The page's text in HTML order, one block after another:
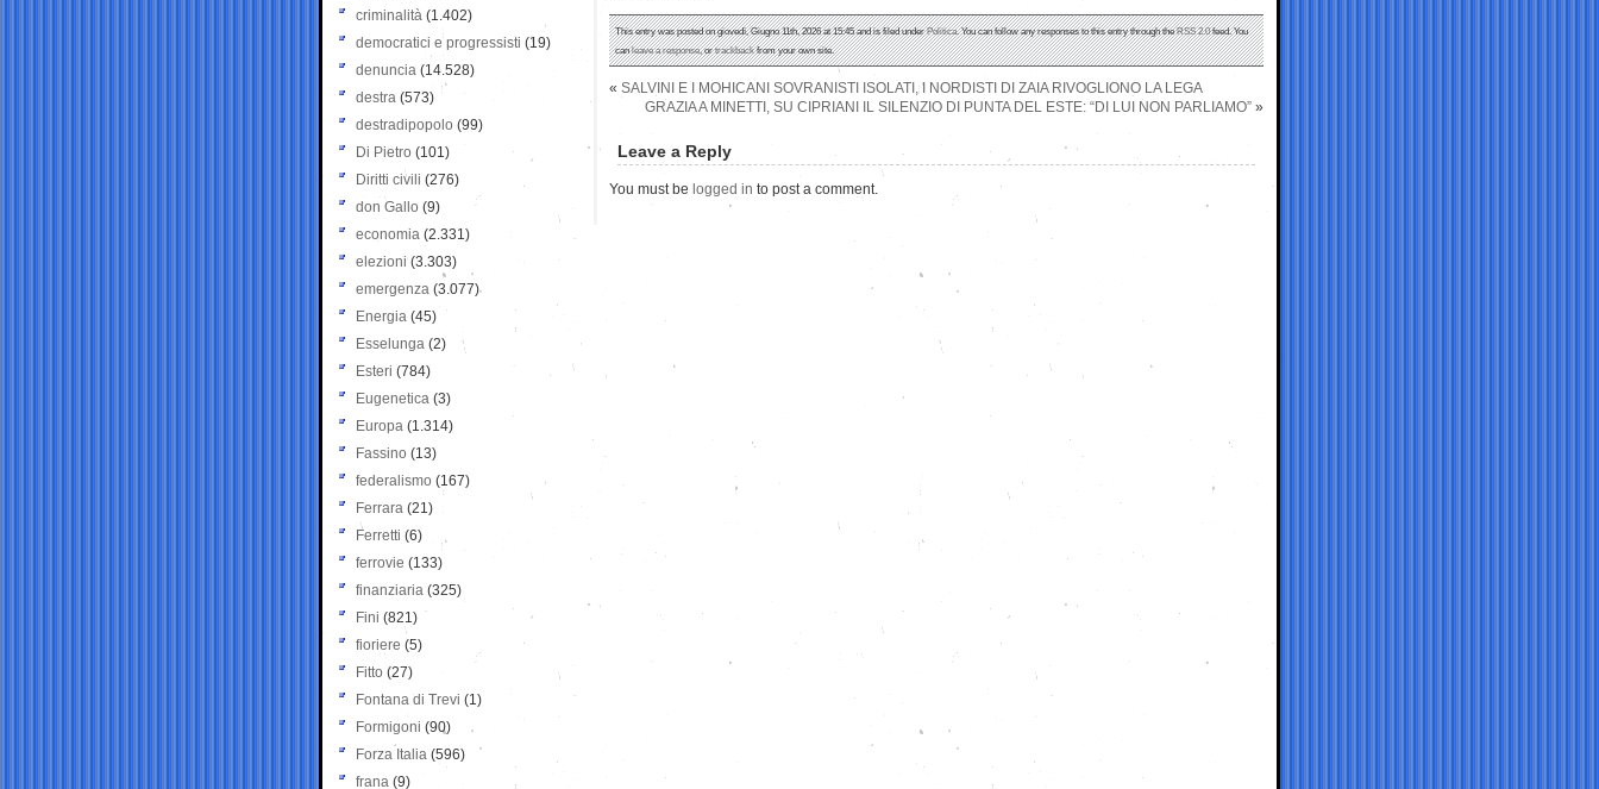
This entry was posted on giovedì, Giugno 11th, 2026 at 15:45 and is filed underPolitica. You can follow any responses to this entry through theRSS 2.0feed. You
canleave a response, ortrackbackfrom your own site.
« SALVINI E I MOHICANI SOVRANISTI ISOLATI, I NORDISTI DI ZAIA RIVOGLIONO LA LEGA
GRAZIA A MINETTI, SU CIPRIANI IL SILENZIO DI PUNTA DEL ESTE: “DI LUI NON PARLIAMO” »
Leave a Reply
You must be logged in to post a comment.
criminalità (1.402)
democratici e progressisti (19)
denuncia (14.528)
destra (573)
destradipopolo (99)
Di Pietro (101)
Diritti civili (276)
don Gallo (9)
economia (2.331)
elezioni (3.303)
emergenza (3.077)
Energia (45)
Esselunga (2)
Esteri (784)
Eugenetica (3)
Europa (1.314)
Fassino (13)
federalismo (167)
Ferrara (21)
Ferretti (6)
ferrovie (133)
finanziaria (325)
Fini (821)
fioriere (5)
Fitto (27)
Fontana di Trevi (1)
Formigoni (90)
Forza Italia (596)
frana (9)